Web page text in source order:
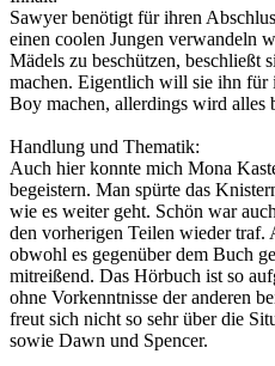
Sawyer benötigt für ihren
einen coolen Jungen verwandeln
Mädels zu beschützen, beschließt
machen. Eigentlich will sie ihn für
Boy machen, allerdings wird alles
Handlung und Thematik:
Auch hier konnte mich Mona
begeistern. Man spürte das
wie es weiter geht. Schön war
den vorherigen Teilen wieder traf.
obwohl es gegenüber dem Buch
mitreißend. Das Hörbuch ist so
ohne Vorkenntnisse der anderen
freut sich nicht so sehr über die
sowie Dawn und Spencer.